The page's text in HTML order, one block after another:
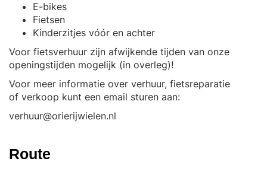
E-bikes
Fietsen
Kinderzitjes vóór en achter
Voor fietsverhuur zijn afwijkende tijden van onze
openingstijden mogelijk (in overleg)!
Voor meer informatie over verhuur, fietsreparatie
of verkoop kunt een email sturen aan:
verhuur@orierijwielen.nl
Route